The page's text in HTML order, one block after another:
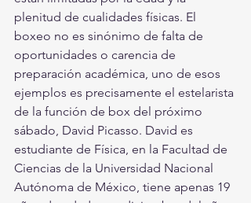
plenitud de cualidades físicas. El
boxeo no es sinónimo de falta de
oportunidades o carencia de
preparación académica, uno de esos
ejemplos es precisamente el estelarista
de la función de box del próximo
sábado, David Picasso. David es
estudiante de Física, en la Facultad de
Ciencias de la Universidad Nacional
Autónoma de México, tiene apenas 19